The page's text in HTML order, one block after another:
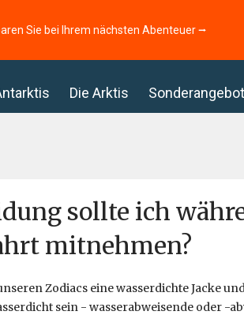
Sie bei Ihrem nächsten Abenteuer ⭢
Die Arktis
sollte ich
mitnehmen?
Zodiacs eine wasserdichte Jacke
sein - wasserabweisende oder -